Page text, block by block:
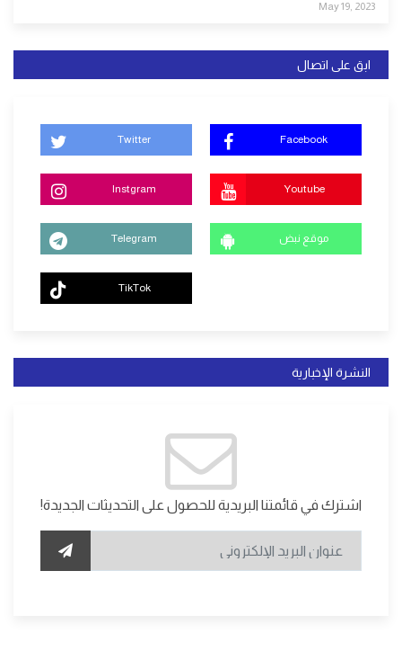
May 19, 2023
ابق على اتصال
Twitter Facebook
Instgram Youtube
Telegram موقع نبض
TikTok
النشرة الإخبارية
اشترك في قائمتنا البريدية للحصول على التحديثات الجديدة!